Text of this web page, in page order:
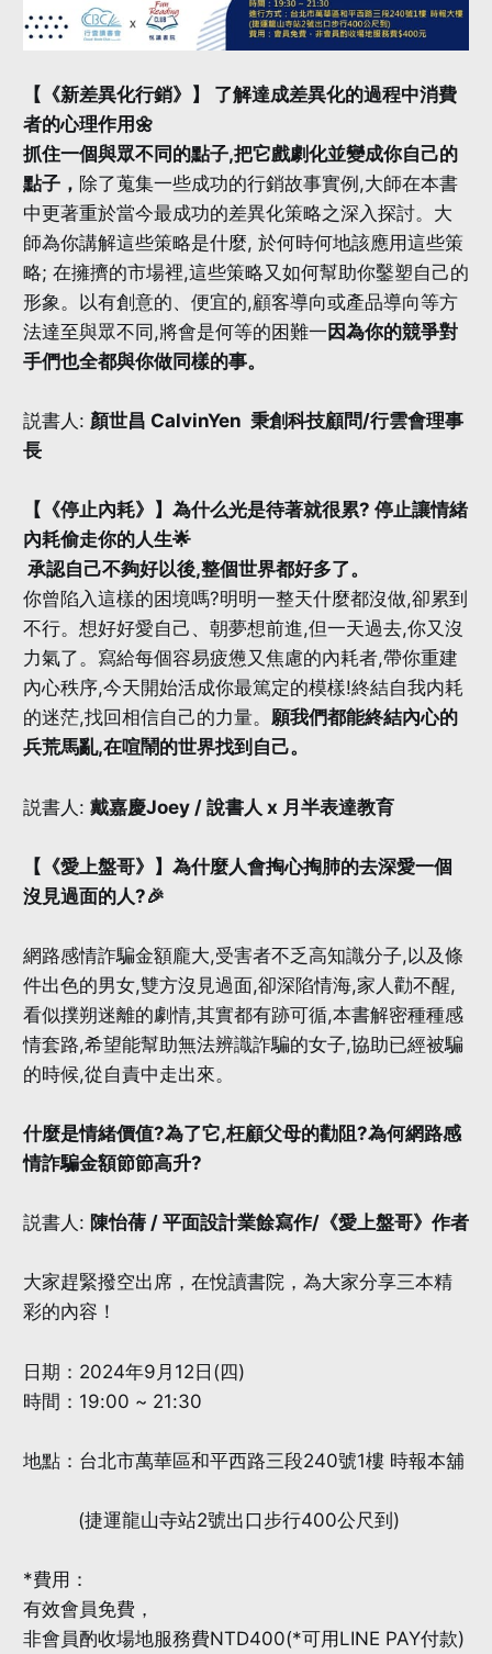
【《新差異化行銷》】 了解達成差異化的過程中消費
者的心理作用🌼
抓住一個與眾不同的點子,把它戲劇化並變成你自己的
點子， 除了蒐集一些成功的行銷故事實例,大師在本書
中更著重於當今最成功的差異化策略之深入探討。大
師為你講解這些策略是什麼, 於何時何地該應用這些策
略; 在擁擠的市場裡,這些策略又如何幫助你鑿塑自己的
形象。以有創意的、便宜的,顧客導向或產品導向等方
法達至與眾不同,將會是何等的困難一 因為你的競爭對
手們也全都與你做同樣的事。
説書人: 顏世昌 CalvinYen 秉創科技顧問/行雲會理事
長
【《停止內耗》】為什么光是待著就很累? 停止讓情緒
內耗偷走你的人生🌟
承認自己不夠好以後,整個世界都好多了。
你曾陷入這樣的困境嗎?明明一整天什麼都沒做,卻累到
不行。想好好愛自己、朝夢想前進,但一天過去,你又沒
力氣了。寫給每個容易疲憊又焦慮的內耗者,帶你重建
內心秩序,今天開始活成你最篤定的模樣!終結自我内耗
的迷茫,找回相信自己的力量。 願我們都能終結內心的
兵荒馬亂,在喧鬧的世界找到自己。
説書人: 戴嘉慶Joey / 說書人 x 月半表達教育
【《愛上盤哥》】為什麼人會掏心掏肺的去深愛一個
沒見過面的人?🎉
網路感情詐騙金額龐大,受害者不乏高知識分子,以及條
件出色的男女,雙方沒見過面,卻深陷情海,家人勸不醒,
看似撲朔迷離的劇情,其實都有跡可循,本書解密種種感
情套路,希望能幫助無法辨識詐騙的女子,協助已經被騙
的時候,從自責中走出來。
什麼是情緒價值?為了它,枉顧父母的勸阻?為何網路感
情詐騙金額節節高升?
説書人: 陳怡蒨 / 平面設計業餘寫作/《愛上盤哥》作者
大家趕緊撥空出席，在悅讀書院，為大家分享三本精
彩的內容！
日期：2024年9月12日(四)
時間：19:00 ~ 21:30
地點：台北市萬華區和平西路三段240號1樓 時報本舖
(捷運龍山寺站2號出口步行400公尺到)
*費用：
有效會員免費，
非會員酌收場地服務費NTD400(*可用LINE PAY付款)